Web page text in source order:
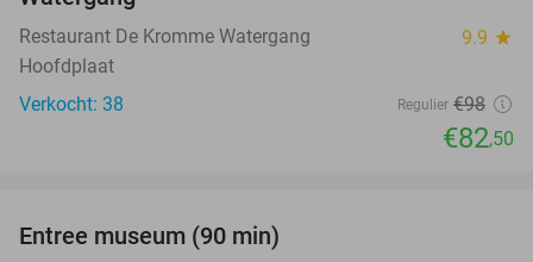
Restaurant De Kromme Watergang 9.9 star
Hoofdplaat
Verkocht: 38
Regulier €98
€82,50
Entree museum (90 min)